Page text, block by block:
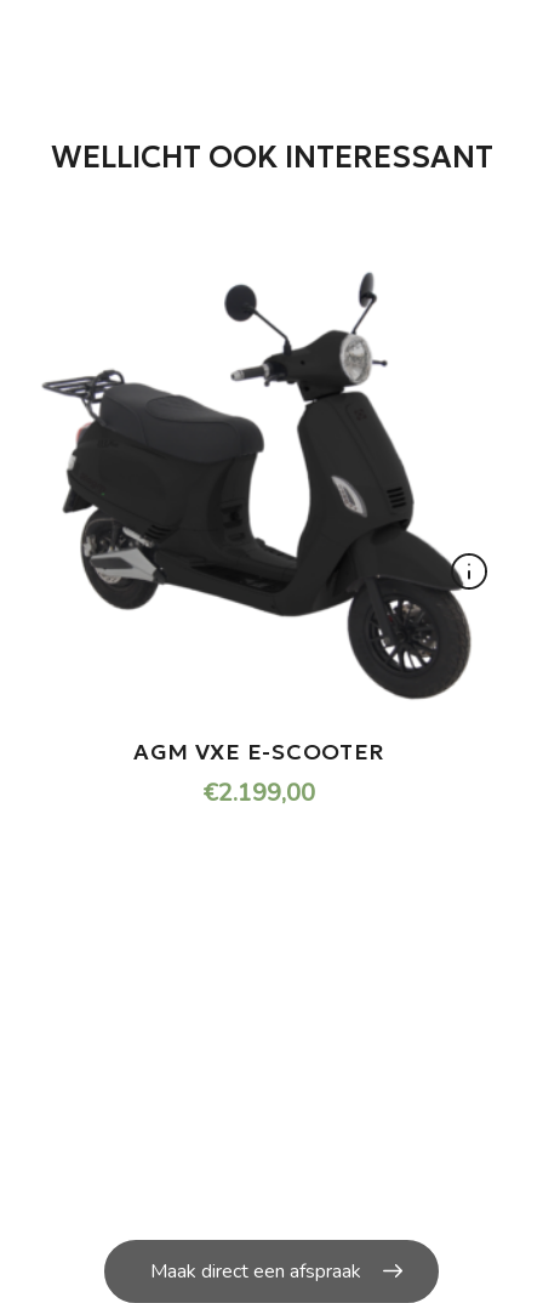
WELLICHT OOK INTERESSANT
YADEA Y1S | AANBIEDING GRATIS
WINDSCHERM + BEENKLEED
Maak direct een afspraak